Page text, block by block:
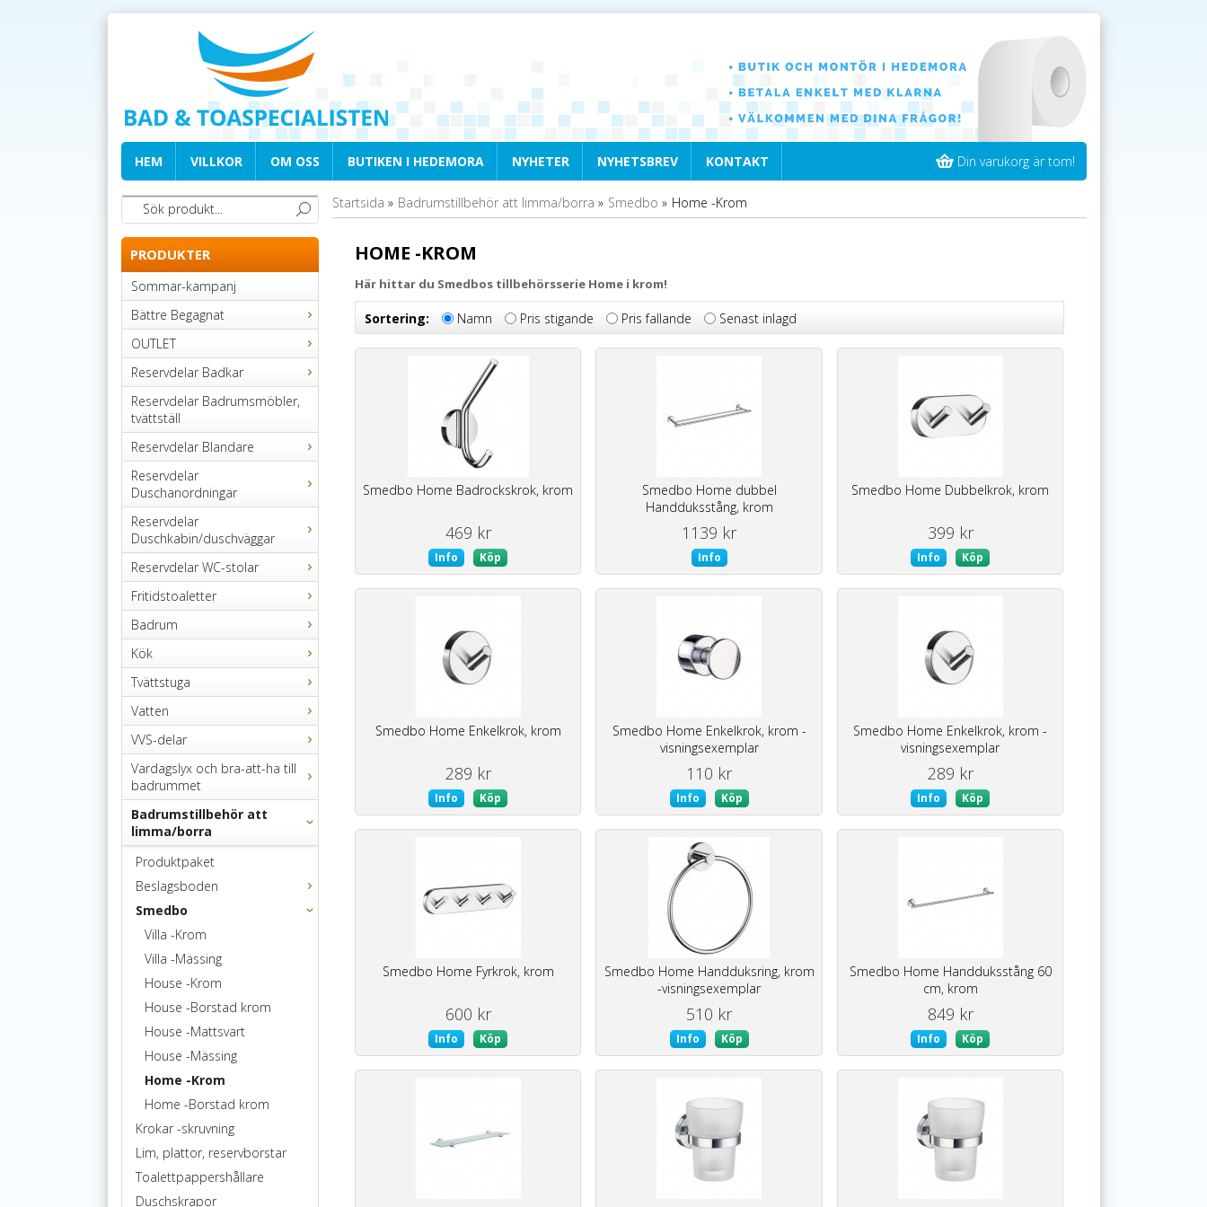
HEM VILLKOR OM OSS BUTIKEN I HEDEMORA NYHETER NYHETSBREV KONTAKT Din varukorg är tom!
PRODUKTER
Sommar-kampanj
Bättre Begagnat
OUTLET
Reservdelar Badkar
Reservdelar Badrumsmöbler,
tvättställ
Reservdelar Blandare
Reservdelar
Duschanordningar
Reservdelar
Duschkabin/duschväggar
Reservdelar WC-stolar
Fritidstoaletter
Badrum
Kök
Tvättstuga
Vatten
VVS-delar
Vardagslyx och bra-att-ha till
badrummet
Badrumstillbehör att
limma/borra
Produktpaket
Beslagsboden
Smedbo
Villa -Krom
Villa -Mässing
House -Krom
House -Borstad krom
House -Mattsvart
House -Mässing
Home -Krom
Home -Borstad krom
Krokar -skruvning
Lim, plattor, reservborstar
Toalettpappershållare
Duschskrapor
Startsida » Badrumstillbehör att limma/borra » Smedbo » Home -Krom
HOME -KROM
Här hittar du Smedbos tillbehörsserie Home i krom!
Sortering: Namn Pris stigande Pris fallande Senast inlagd
Smedbo Home Badrockskrok, krom
469 kr
Info Köp
Smedbo Home dubbel
Handduksstång, krom
1139 kr
Info
Smedbo Home Dubbelkrok, krom
399 kr
Info Köp
Smedbo Home Enkelkrok, krom
289 kr
Info Köp
Smedbo Home Enkelkrok, krom -
visningsexemplar
110 kr
Info Köp
Smedbo Home Enkelkrok, krom -
visningsexemplar
289 kr
Info Köp
Smedbo Home Fyrkrok, krom
600 kr
Info Köp
Smedbo Home Handduksring, krom
-visningsexemplar
510 kr
Info Köp
Smedbo Home Handduksstång 60
cm, krom
849 kr
Info Köp